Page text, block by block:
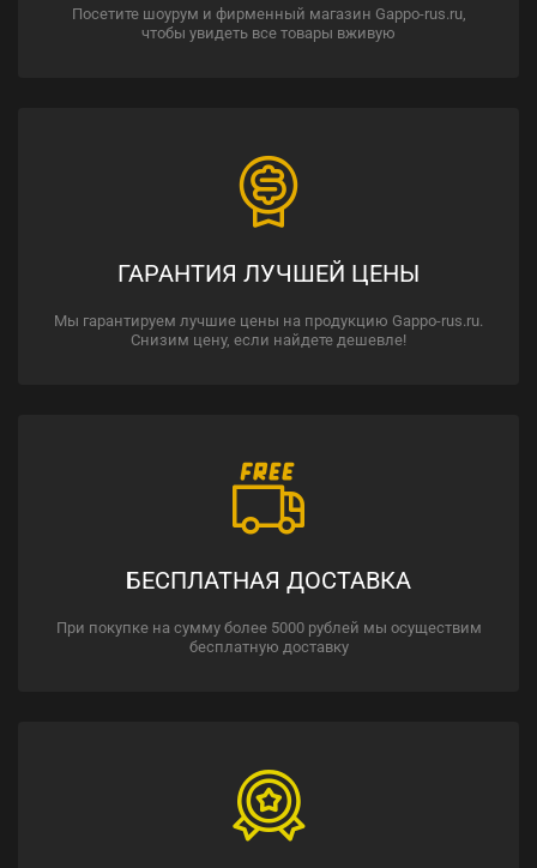
Посетите шоурум и фирменный магазин Gappo-rus.ru,
чтобы увидеть все товары вживую
ГАРАНТИЯ ЛУЧШЕЙ ЦЕНЫ
Мы гарантируем лучшие цены на продукцию Gappo-rus.ru.
Снизим цену, если найдете дешевле!
БЕСПЛАТНАЯ ДОСТАВКА
При покупке на сумму более 5000 рублей мы осуществим
бесплатную доставку